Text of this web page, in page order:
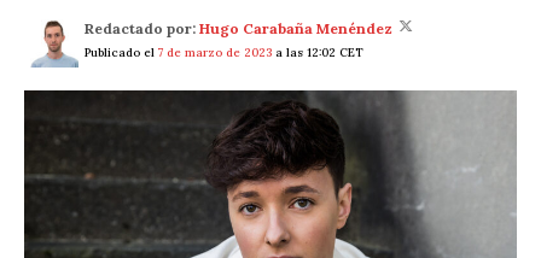
Redactado por: Hugo Carabaña Menéndez
Publicado el 7 de marzo de 2023 a las 12:02 CET